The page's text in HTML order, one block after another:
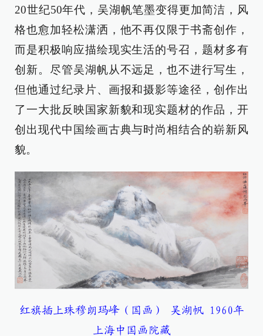
20世纪50年代，吴湖帆笔墨变得更加简洁，风
格也愈加轻松潇洒，他不再仅限于书斋创作，
而是积极响应描绘现实生活的号召，题材多有
创新。尽管吴湖帆从不远足，也不进行写生，
但他通过纪录片、画报和摄影等途径，创作出
了一大批反映国家新貌和现实题材的作品，开
创出现代中国绘画古典与时尚相结合的崭新风
貌。
红旗插上珠穆朗玛峰（国画） 吴湖帆 1960年
上海中国画院藏